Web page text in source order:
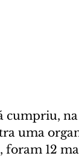
cumpriu,
uma
12